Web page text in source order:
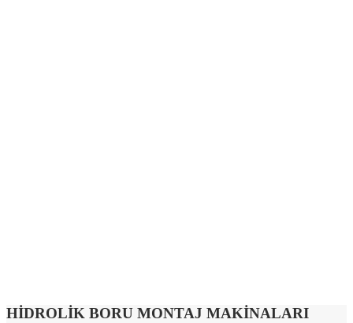
HİDROLİK BORU MONTAJ MAKİNALARI